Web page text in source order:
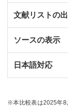
文献リストの
ソースの表示
日本語対応
※本比較表は2025年8